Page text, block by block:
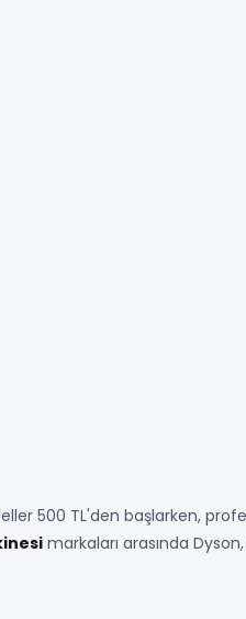
500 TL'den başlarken,
markaları arasında